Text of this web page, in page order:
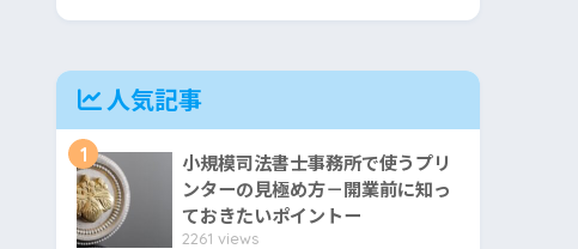
人気記事
1
小規模司法書士事務所で使うプリ
ンターの見極め方－開業前に知っ
ておきたいポイントー
2261 views